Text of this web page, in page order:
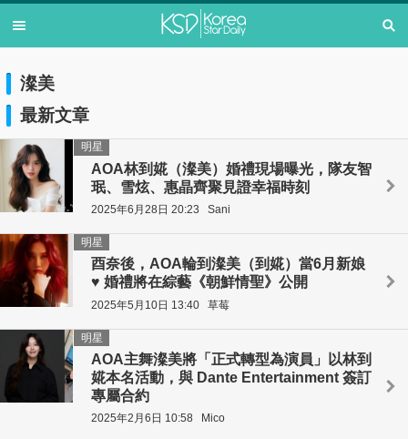
澯美
最新文章
AOA林到婲（澯美）婚禮現場曝光，隊友智
珉、雪炫、惠晶齊聚見證幸福時刻
明星
2025年6月28日 20:23 Sani
酉奈後，AOA輪到澯美（到婲）當6月新娘
♥ 婚禮將在綜藝《朝鮮情聖》公開
明星
2025年5月10日 13:40 草莓
AOA主舞澯美將「正式轉型為演員」以林到
婲本名活動，與 Dante Entertainment 簽訂
專屬合約
明星
2025年2月6日 10:58 Mico